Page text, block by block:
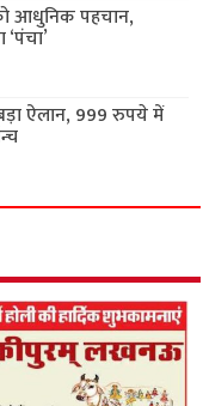
आधुनिक पहचान,
ऐलान, 999 रुपये में